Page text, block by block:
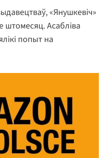
«Янушкевіч»
штомесяц. Асабліва
попыт на